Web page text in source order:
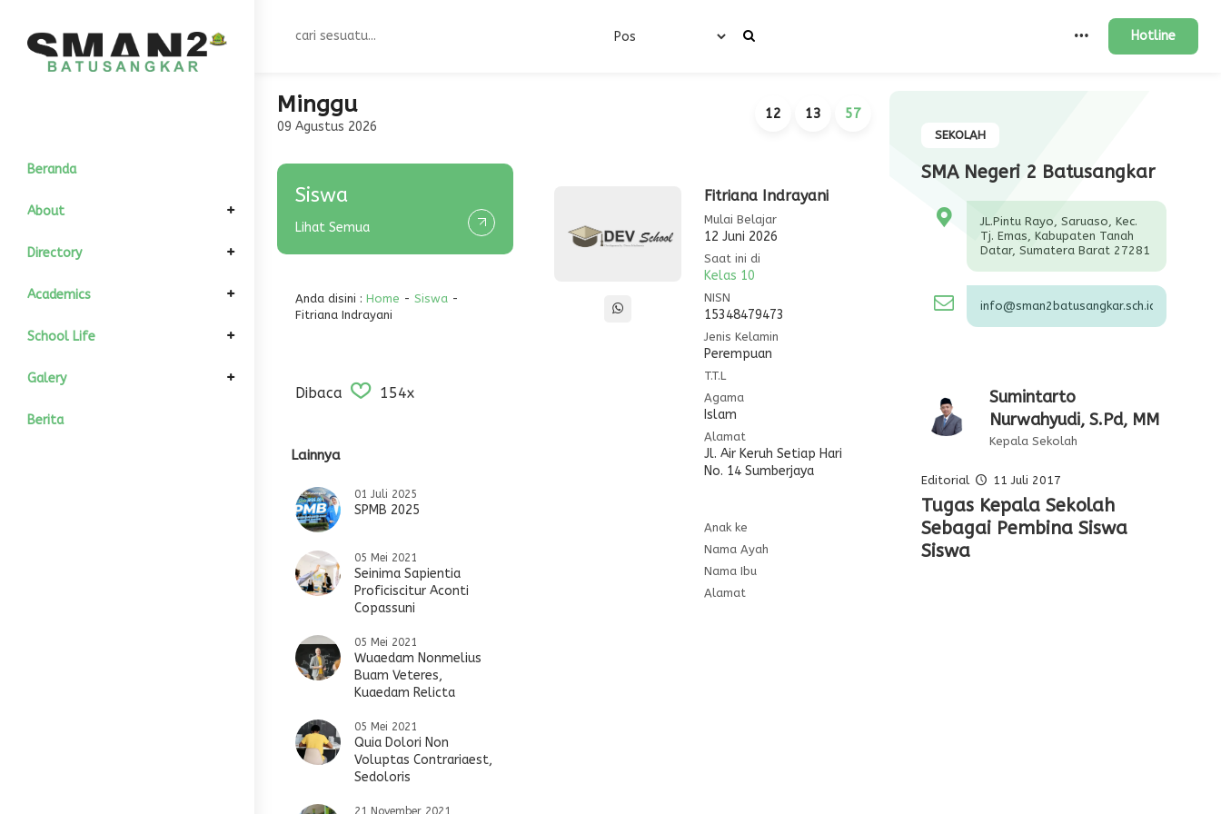
Beranda
About
Elemen Pimpinan
Komite Sekolah
Kepala Sekolah
Wakil Kurikulum
Wakil Kesiswaan
Informasi Umum
Sejarah
Visi dan Misi
Tujuan Sekolah
Struktur Organisasi
Kondisi Siswa
Motto
Directory
GTK
All Siswa
Download
Alumni
Academics
Kalender Akademik
Departement
IPA
School Life
Fasilitas
Agenda
Galery
Photo
Berita
Hotline
Minggu
09 Agustus 2026
12 13 58
Fitriana Indrayani
Mulai Belajar
12 Juni 2026
Saat ini di
Kelas 10
NISN
15348479473
Jenis Kelamin
Perempuan
T.T.L
Agama
Islam
Alamat
Jl. Air Keruh Setiap Hari
No. 14 Sumberjaya
Anak ke
Nama Ayah
Nama Ibu
Alamat
Siswa
Lihat Semua
Anda disini : Home - Siswa -
Fitriana Indrayani
Dibaca 154x
Lainnya
01 Juli 2025
SPMB 2025
05 Mei 2021
Seinima Sapientia
Proficiscitur Aconti
Copassuni
05 Mei 2021
Wuaedam Nonmelius
Buam Veteres,
Kuaedam Relicta
05 Mei 2021
Quia Dolori Non
Voluptas Contrariaest,
Sedoloris
21 November 2021
SEKOLAH
SMA Negeri 2 Batusangkar
JL.Pintu Rayo, Saruaso, Kec.
Tj. Emas, Kabupaten Tanah
Datar, Sumatera Barat 27281
info@sman2batusangkar.sch.id
Sumintarto
Nurwahyudi, S.Pd, MM
Kepala Sekolah
Pelajaran Serta
Keteladanan Dari Para
Pahlawan
Editorial 11 Juli 2017
Tugas Kepala Sekolah
Sebagai Pembina Siswa
Siswa
Editorial Oleh Kepala
Sekolah
Membentuk Karakter Siswa
Di Sekolah